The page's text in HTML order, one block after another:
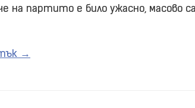
на партито е било ужасно, масово
→